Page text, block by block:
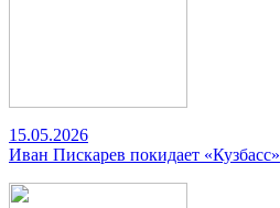
15.05.2026
Иван Пискарев покидает «Кузбасс»